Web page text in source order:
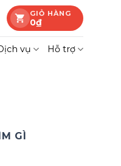
GIỎ HÀNG
0₫
vụ Hỗ trợ
GÌ